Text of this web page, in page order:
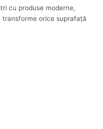
cu produse moderne,
orice suprafață